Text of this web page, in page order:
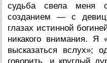
судьба свела меня
созданием — с
глазах истинной
никакого внимания. Я
высказаться вслух»;